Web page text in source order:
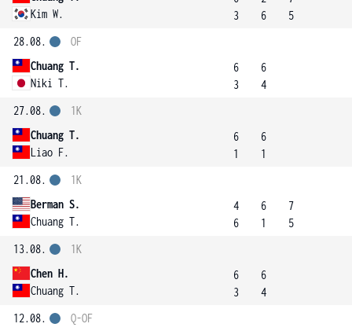
Kim W.
3
6
5
28.08.
Chuang T.
Niki T.
OF
6
3
6
4
27.08.
Chuang T.
Liao F.
1K
6
1
6
1
21.08.
Berman S.
Chuang T.
1K
4
6
6
1
7
5
13.08.
Chen H.
Chuang T.
1K
6
3
6
4
12.08.
Q-OF